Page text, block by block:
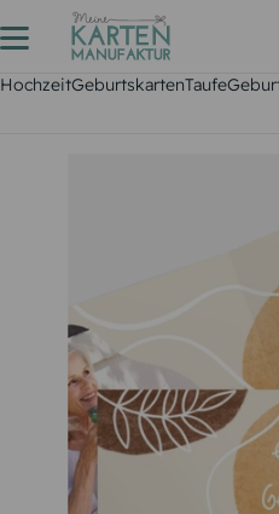
HochzeitGeburtskartenTaufe